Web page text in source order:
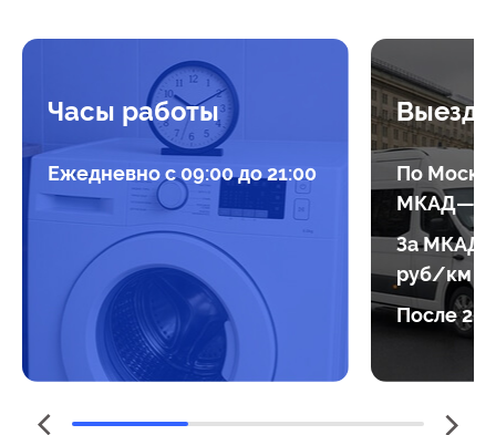
Часы работы
Ежедневно с 09:00 до 21:00
Выезд
По
МКАД—
За МКАД
руб/км
После